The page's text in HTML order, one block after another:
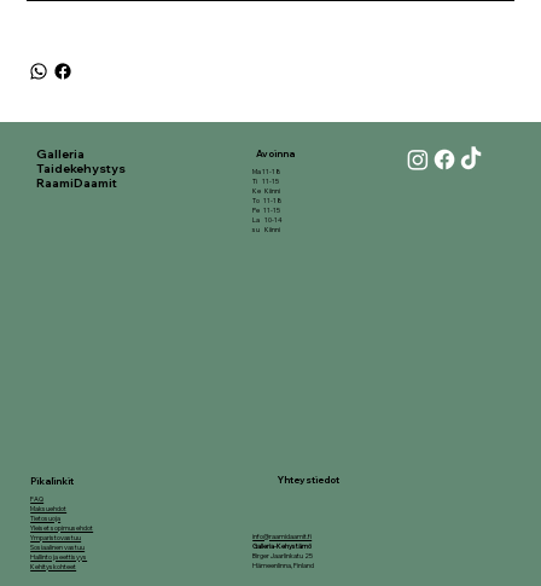
Galleria
Taidekehystys
RaamiDaamit
FAQ
Maksuehdot
Tietosuoja
Yleiset sopimusehdot
Ymparistovastuu
Sosiaalinen vastuu
Hallinto ja eettisyys
Kehityskohteet
Pikalinkit Yhteystiedot
info@raamidaamit.fi
Galleria-Kehystämö
Birger Jaarlinkatu 25
Hämeenlinna, Finland
Ma 11-18
Ti 11-15
Ke Kiinni
To 11-18
Pe 11-15
La 10-14
su Kiinni
Avoinna